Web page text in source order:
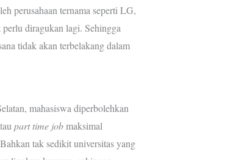
perusahaan ternama seperti LG,
diragukan lagi. Sehingga
tidak akan terbelakang dalam
mahasiswa diperbolehkan
part time jobmaksimal
tak sedikit universitas yang